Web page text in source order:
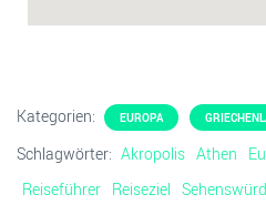
Kategorien: EUROPA
Schlagwörter: Akropolis Athen
Reiseführer Reiseziel